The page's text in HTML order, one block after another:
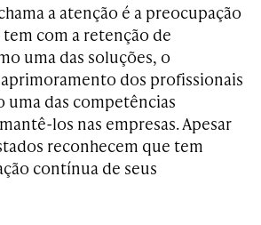
a atenção é a preocupação
com a retenção de
uma das soluções, o
dos profissionais
uma das competências
los nas empresas. Apesar
reconhecem que tem
contínua de seus